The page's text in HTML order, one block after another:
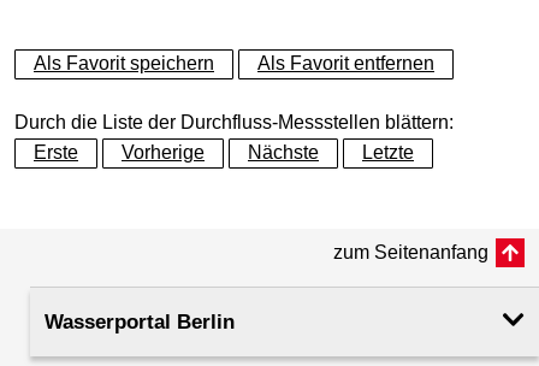
+
−
Als Favorit speichern Als Favorit entfernen
Durch die Liste der Durchfluss-Messstellen blättern:
Erste
Vorherige Nächste Letzte
zum Seitenanfang
Wasserportal Berlin